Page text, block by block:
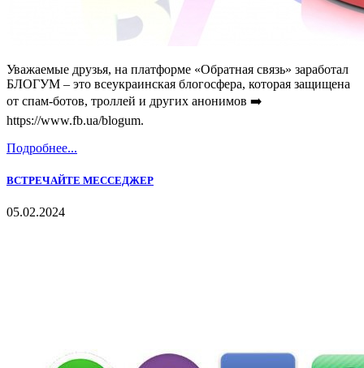
Уважаемые друзья, на платформе «Обратная связь» заработал
БЛОГУМ – это всеукраинская блогосфера, которая защищена
от спам-ботов, троллей и других анонимов ➡️
https://www.fb.ua/blogum.
Подробнее...
ВСТРЕЧАЙТЕ МЕССЕДЖЕР
05.02.2024